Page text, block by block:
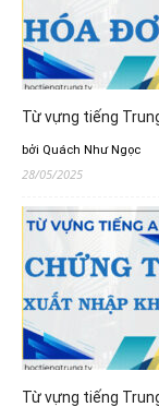
Từ vựng tiếng
bởi Quách Như Ngọc
28/05/2025
Từ vựng tiếng